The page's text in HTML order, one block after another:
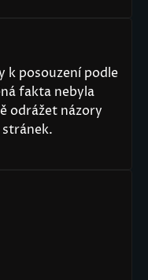
k posouzení podle
fakta nebyla
odrážet názory